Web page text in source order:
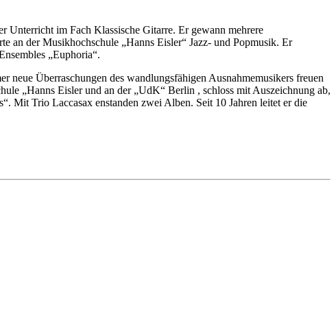
Unterricht im Fach Klassische Gitarre. Er gewann mehrere
an der Musikhochschule „Hanns Eisler“ Jazz- und Popmusik. Er
„Euphoria“.
Überraschungen des wandlungsfähigen Ausnahmemusikers freuen
„Hanns Eisler und an der „UdK“ Berlin , schloss mit Auszeichnung ab,
Mit Trio Laccasax enstanden zwei Alben. Seit 10 Jahren leitet er die